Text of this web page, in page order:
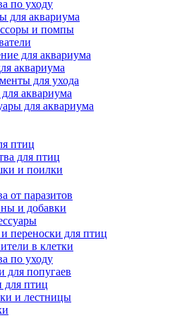
по уходу
для аквариума
и помпы
для аквариума
аквариума
для ухода
аквариума
для аквариума
птиц
для птиц
и поилки
от паразитов
и добавки
переноски для птиц
в клетки
по уходу
для попугаев
для птиц
и лестницы